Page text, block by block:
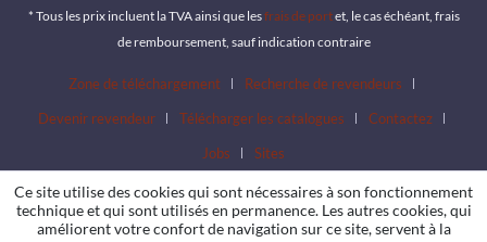
* Tous les prix incluent la TVA ainsi que lesfrais de portet, le cas échéant, frais
de remboursement, sauf indication contraire
Zone de téléchargement
Recherche de revendeurs
Devenir revendeur
Télécharger les catalogues
Contactez
Jobs
Sites
Ce site utilise des cookies qui sont nécessaires à son fonctionnement
technique et qui sont utilisés en permanence. Les autres cookies, qui
améliorent votre confort de navigation sur ce site, servent à la